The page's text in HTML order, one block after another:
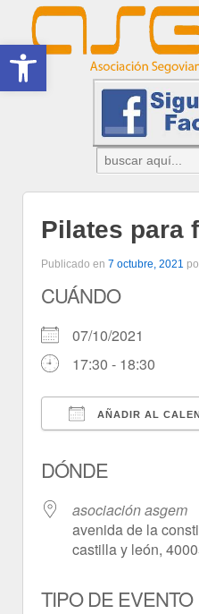
Abrir barra de herramientas
Pilates para
Publicado en 7 octubre, 2021
CUÁNDO
07/10/2021
17:30 - 18:30
AÑADIR AL
DÓNDE
asociación asgem
avenida de la
castilla y león,
TIPO DE EVENTO